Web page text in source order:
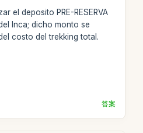
el deposito PRE-RESERVA
Inca; dicho monto se
costo del trekking total.
答案